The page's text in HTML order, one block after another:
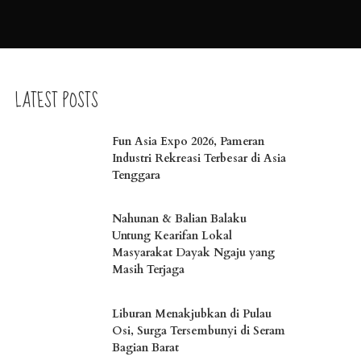
LATEST POSTS
Fun Asia Expo 2026, Pameran
Industri Rekreasi Terbesar di Asia
Tenggara
Nahunan & Balian Balaku
Untung Kearifan Lokal
Masyarakat Dayak Ngaju yang
Masih Terjaga
Liburan Menakjubkan di Pulau
Osi, Surga Tersembunyi di Seram
Bagian Barat